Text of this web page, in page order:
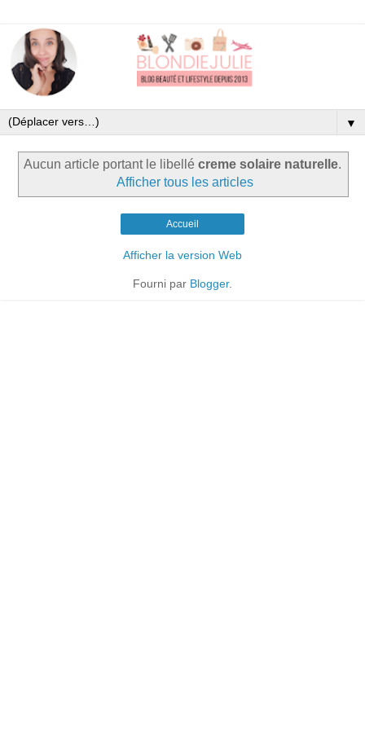
▼
Aucun article portant le libellé creme solaire naturelle.
Afficher tous les articles
Accueil
Afficher la version Web
Fourni par Blogger.